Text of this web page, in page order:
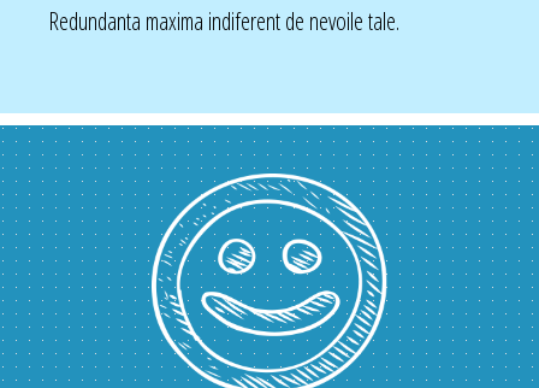
Redundanta maxima indiferent de nevoile tale.